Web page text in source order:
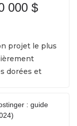
000 $
projet le plus
dorées et
: guide